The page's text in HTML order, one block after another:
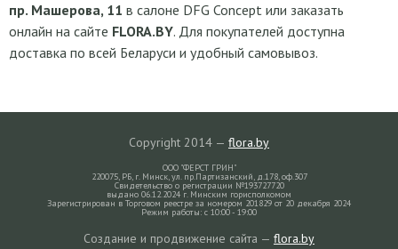
пр. Машерова, 11 в салоне DFG Concept или заказать
онлайн на сайте FLORA.BY. Для покупателей доступна
доставка по всей Беларуси и удобный самовывоз.
Copyright 2014 — flora.by
ООО "ФЕРСТ ГРИН"
220075, РБ, г. Минск, ул. пр.Партизанский, д.178, оф.307
Свидетельство о регистрации №193727720
выдано 06.12.2024 г. Минским горисполкомом
Зарегистрирован в Торговом реестре за номером 201829 от 20 декабря 2024
Режим работы: с 10:00 - 19:00
Создание и продвижение сайта — flora.by